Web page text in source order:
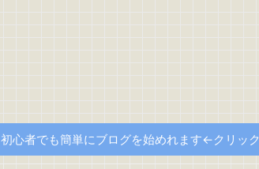
初心者でも簡単にブログを始めれます←クリック